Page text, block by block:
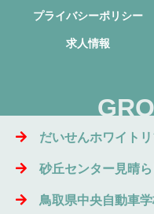
プライバシーポリシー
求人情報
だいせんホワイトリ
砂丘センター見晴
鳥取県中央自動車